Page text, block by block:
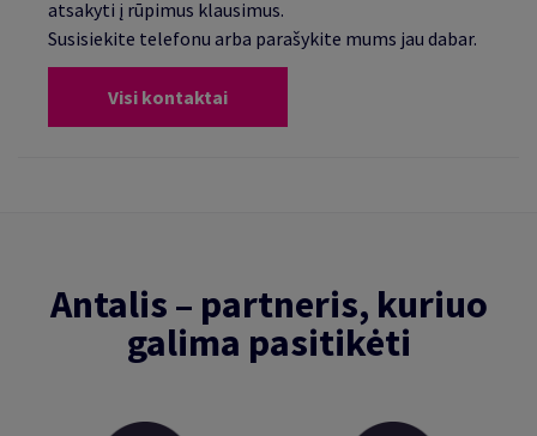
atsakyti į rūpimus klausimus.
Susisiekite telefonu arba parašykite mums jau dabar.
Visi kontaktai
Antalis – partneris, kuriuo
galima pasitikėti